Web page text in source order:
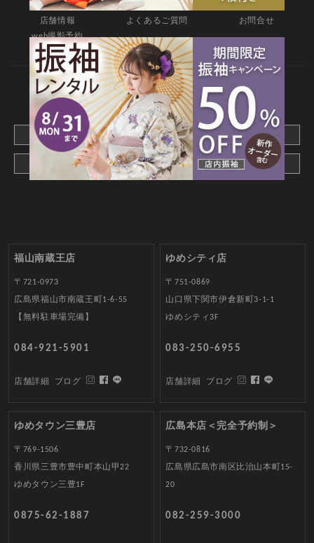
料金・商品
キャンペーン
店舗情報
よくあるご質問
お問合せ
web撮影予約
CONTACT
webでご予約はこちら
メールでお問合わせ
福山南蔵王店
〒721-0973
広島県福山市南蔵王町1-6-55
【無料駐車場完備】
084-921-5901
店舗詳細 ブログ
ゆめシティ店
〒751-0869
山口県下関市伊倉新町3-1-1
ゆめシティ3F
083-250-6955
店舗詳細 ブログ
ゆめタウン三豊店
〒769-1506
香川県三豊市豊中町本山甲22
ゆめタウン三豊1F
0875-62-1887
広島本店＜完全予約制＞
〒732-0816
広島県広島市南区比治山本町15-
20
082-259-3000